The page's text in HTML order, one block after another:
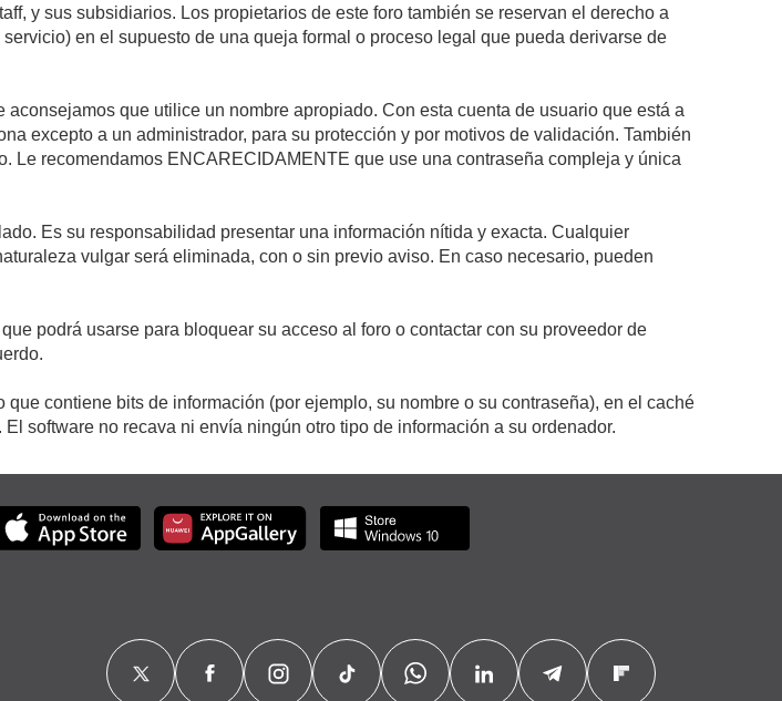
y sus subsidiarios. Los propietarios de este foro también se reservan el derecho a
en el supuesto de una queja formal o proceso legal que pueda derivarse de
que utilice un nombre apropiado. Con esta cuenta de usuario que está a
excepto a un administrador, para su protección y por motivos de validación. También
recomendamos ENCARECIDAMENTE que use una contraseña compleja y única
Es su responsabilidad presentar una información nítida y exacta. Cualquier
vulgar será eliminada, con o sin previo aviso. En caso necesario, pueden
podrá usarse para bloquear su acceso al foro o contactar con su proveedor de
contiene bits de información (por ejemplo, su nombre o su contraseña), en el caché
software no recava ni envía ningún otro tipo de información a su ordenador.